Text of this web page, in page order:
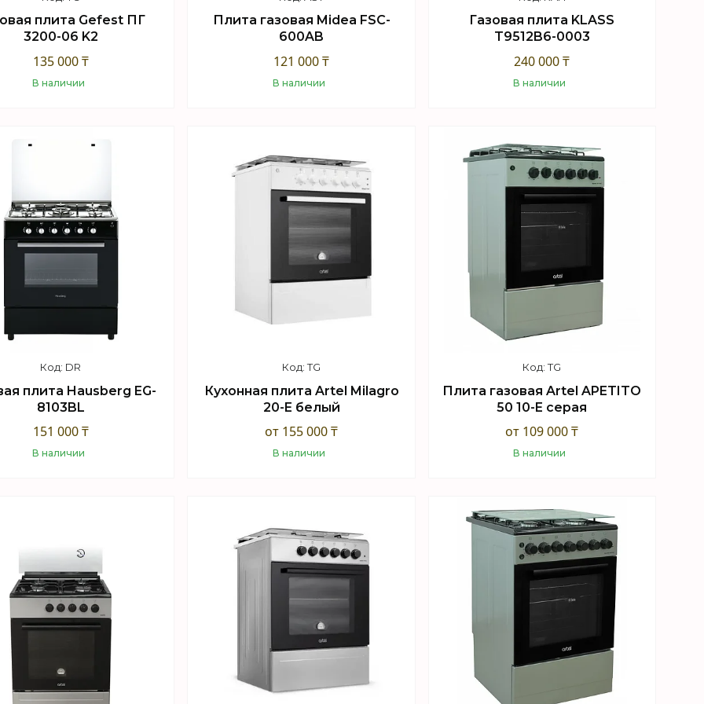
плита Gefest ПГ
3200-06 K2
135 000 ₸
В наличии
Плита газовая Midea FSC-
600AB
121 000 ₸
В наличии
Газовая плита KLASS
T9512B6-0003
240 000 ₸
В наличии
DR
плита Hausberg EG-
8103BL
151 000 ₸
В наличии
TG
Кухонная плита Artel Milagro
20-E белый
от 155 000 ₸
В наличии
TG
Плита газовая Artel APETITO
50 10-E серая
от 109 000 ₸
В наличии